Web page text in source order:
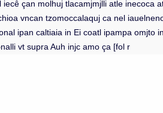
çan molhuj tlacamjmjlli atle inecoca
vncan tzomoccalaquj ca nel
ipan caltiaia in Ei coatl ipampa omjto
vt supra Auh injc amo ça [fol r